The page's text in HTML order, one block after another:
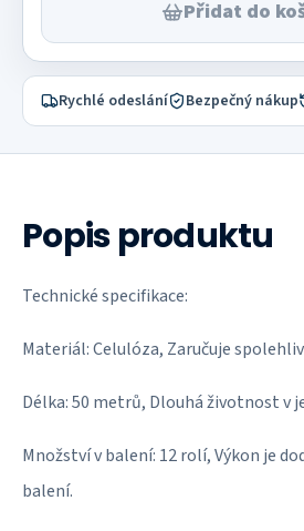
Přidat do
Rychlé odeslání Bezpečný nákup
Popis produktu
Technické specifikace:
Materiál: Celulóza, Zaručuje
Délka: 50 metrů, Dlouhá životnost v
Množství v balení: 12 rolí, Výkon je
balení.